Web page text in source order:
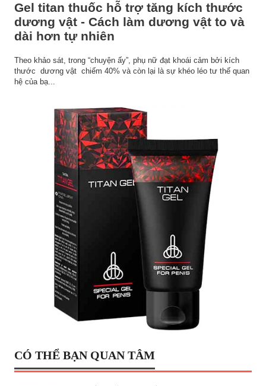
Gel titan thuốc hỗ trợ tăng kích thước
dương vật - Cách làm dương vật to và
dài hơn tự nhiên
Theo khảo sát, trong “chuyện ấy”, phụ nữ đạt khoái cảm bởi kích
thước dương vật chiếm 40% và còn lại là sự khéo léo tư thế quan
hệ của bạ...
CÓ THỂ BẠN QUAN TÂM